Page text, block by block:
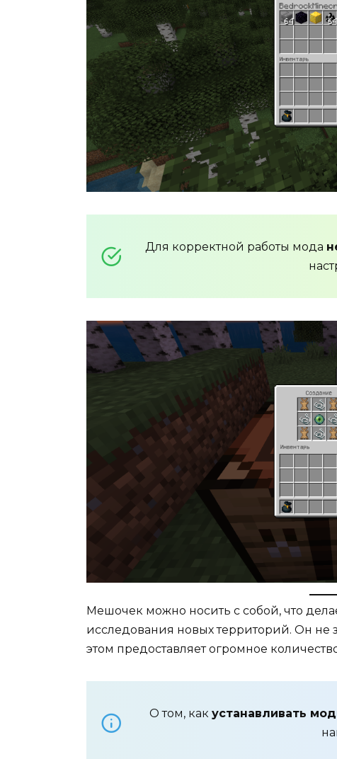
Для корректной работы мода
Мешочек можно носить с собой, что
исследования новых территорий. Он не
этом предоставляет огромное
О том, как устанавливать